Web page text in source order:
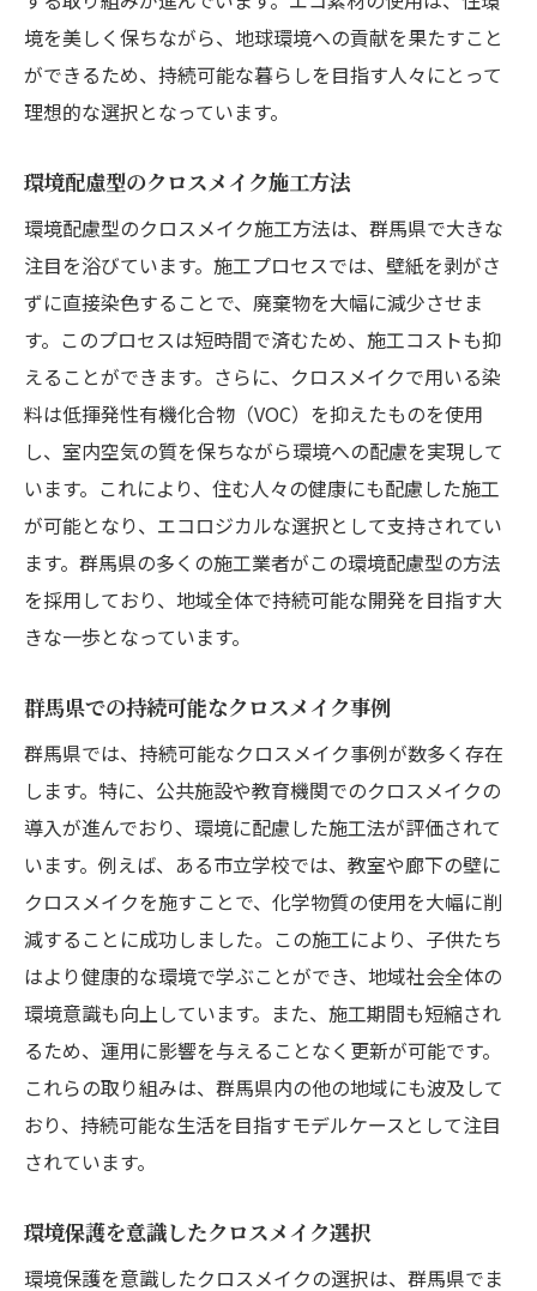
境を美しく保ちながら、地球環境への貢献を果たすこと
ができるため、持続可能な暮らしを目指す人々にとって
理想的な選択となっています。
環境配慮型のクロスメイク施工方法
環境配慮型のクロスメイク施工方法は、群馬県で大きな
注目を浴びています。施工プロセスでは、壁紙を剥がさ
ずに直接染色することで、廃棄物を大幅に減少させま
す。このプロセスは短時間で済むため、施工コストも抑
えることができます。さらに、クロスメイクで用いる染
料は低揮発性有機化合物（VOC）を抑えたものを使用
し、室内空気の質を保ちながら環境への配慮を実現して
います。これにより、住む人々の健康にも配慮した施工
が可能となり、エコロジカルな選択として支持されてい
ます。群馬県の多くの施工業者がこの環境配慮型の方法
を採用しており、地域全体で持続可能な開発を目指す大
きな一歩となっています。
群馬県での持続可能なクロスメイク事例
群馬県では、持続可能なクロスメイク事例が数多く存在
します。特に、公共施設や教育機関でのクロスメイクの
導入が進んでおり、環境に配慮した施工法が評価されて
います。例えば、ある市立学校では、教室や廊下の壁に
クロスメイクを施すことで、化学物質の使用を大幅に削
減することに成功しました。この施工により、子供たち
はより健康的な環境で学ぶことができ、地域社会全体の
環境意識も向上しています。また、施工期間も短縮され
るため、運用に影響を与えることなく更新が可能です。
これらの取り組みは、群馬県内の他の地域にも波及して
おり、持続可能な生活を目指すモデルケースとして注目
されています。
環境保護を意識したクロスメイク選択
環境保護を意識したクロスメイクの選択は、群馬県でま